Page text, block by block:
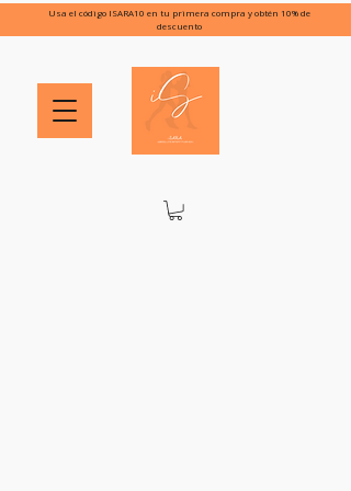
Usa el código ISARA10 en tu primera compra y obtén 10% de
descuento